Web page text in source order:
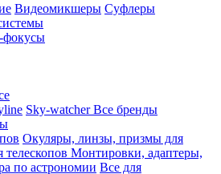
Видеомикшеры Суфлеры
фокусы
Sky-watcherВсе бренды
Окуляры, линзы, призмы для
Монтировки, адаптеры,
по астрономии Все для